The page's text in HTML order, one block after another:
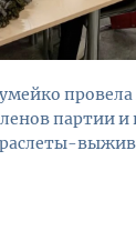
партии и